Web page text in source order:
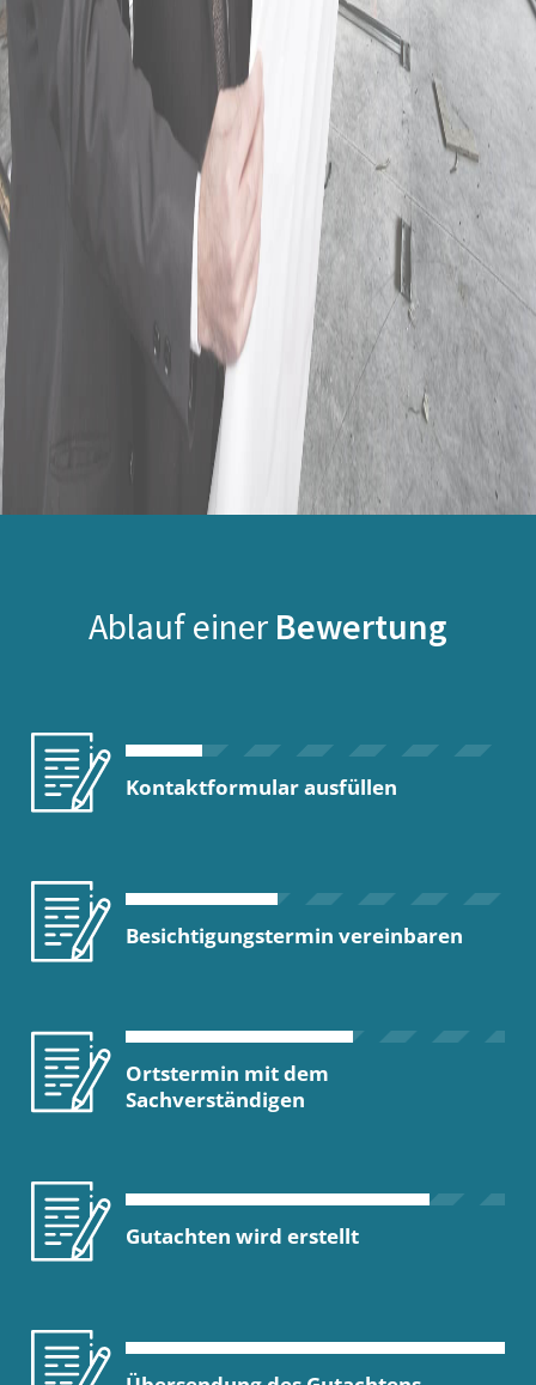
Ablauf einer Bewertung
Kontaktformular ausfüllen
Besichtigungstermin vereinbaren
Ortstermin mit dem
Sachverständigen
Gutachten wird erstellt